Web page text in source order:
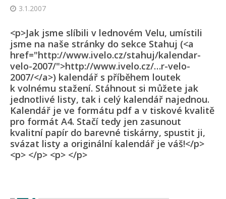
3.1.2007
<p>Jak jsme slíbili v lednovém Velu, umístili
jsme na naše stránky do sekce Stahuj (<a
href="http://www.ivelo.cz/stahuj/kalendar-
velo-2007/">http://www.ivelo.cz/…r-velo-
2007/</a>) kalendář s příběhem loutek
k volnému stažení. Stáhnout si můžete jak
jednotlivé listy, tak i celý kalendář najednou.
Kalendář je ve formátu pdf a v tiskové kvalitě
pro formát A4. Stačí tedy jen zasunout
kvalitní papír do barevné tiskárny, spustit ji,
svázat listy a originální kalendář je váš!</p>
<p> </p> <p> </p>